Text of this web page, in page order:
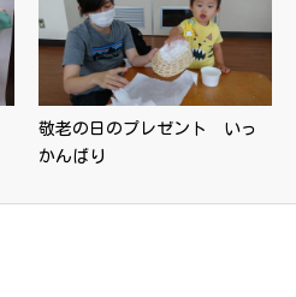
敬老の日のプレゼント いっ
かんばり